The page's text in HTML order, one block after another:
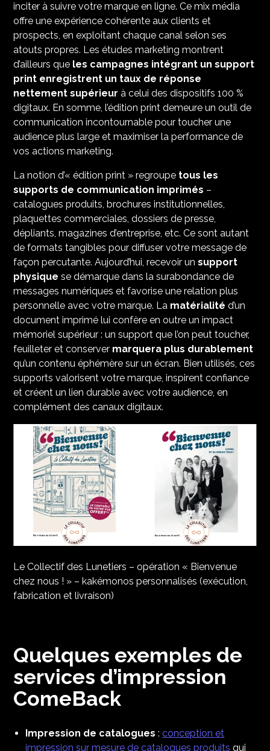
inciter à suivre votre marque en ligne. Ce mix média
offre une expérience cohérente aux clients et
prospects, en exploitant chaque canal selon ses
atouts propres. Les études marketing montrent
d’ailleurs que les campagnes intégrant un support
print enregistrent un taux de réponse
nettement supérieur à celui des dispositifs 100 %
digitaux. En somme, l’édition print demeure un outil de
communication incontournable pour toucher une
audience plus large et maximiser la performance de
vos actions marketing.
La notion d’« édition print » regroupe tous les
supports de communication imprimés –
catalogues produits, brochures institutionnelles,
plaquettes commerciales, dossiers de presse,
dépliants, magazines d’entreprise, etc. Ce sont autant
de formats tangibles pour diffuser votre message de
façon percutante. Aujourd’hui, recevoir unsupport
physique se démarque dans la surabondance de
messages numériques et favorise une relation plus
personnelle avec votre marque. La matérialité d’un
document imprimé lui confère en outre un impact
mémoriel supérieur : un support que l’on peut toucher,
feuilleter et conserver marquera plus durablement
qu’un contenu éphémère sur un écran. Bien utilisés, ces
supports valorisent votre marque, inspirent confiance
et créent un lien durable avec votre audience, en
complément des canaux digitaux.
Le Collectif des Lunetiers – opération « Bienvenue
chez nous ! » – kakémonos personnalisés (exécution,
fabrication et livraison)
Quelques exemples de
services d’impression
ComeBack
Impression de catalogues :conception et
impression sur mesure de catalogues produits qui